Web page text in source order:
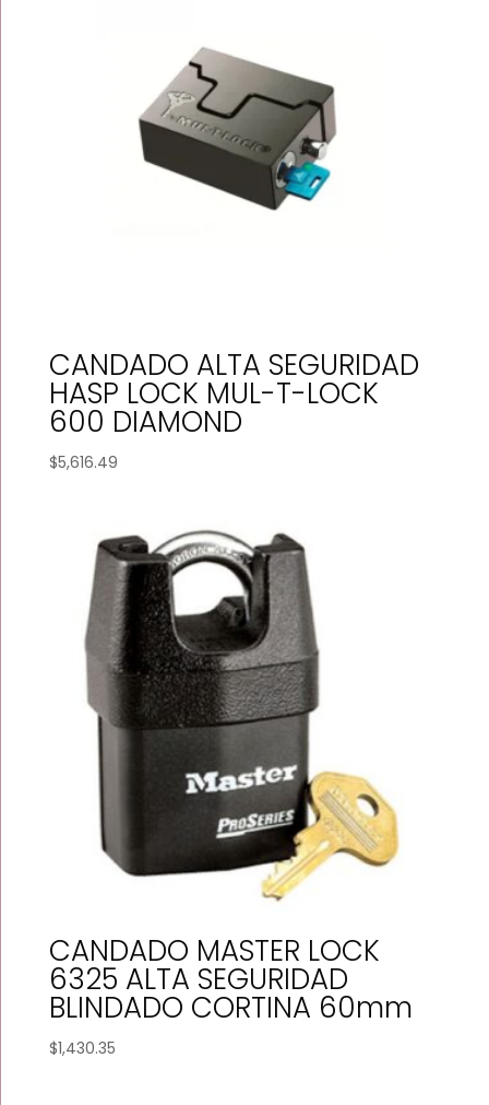
CANDADO ALTA SEGURIDAD
HASP LOCK MUL-T-LOCK
600 DIAMOND
$5,616.49
CANDADO MASTER LOCK
6325 ALTA SEGURIDAD
BLINDADO CORTINA 60mm
$1,430.35